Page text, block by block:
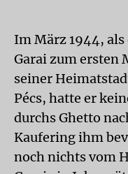
Im März 1944,
Garai zum ersten
seiner
Pécs, hatte er
durchs Ghetto
Kaufering ihm
noch nichts vom